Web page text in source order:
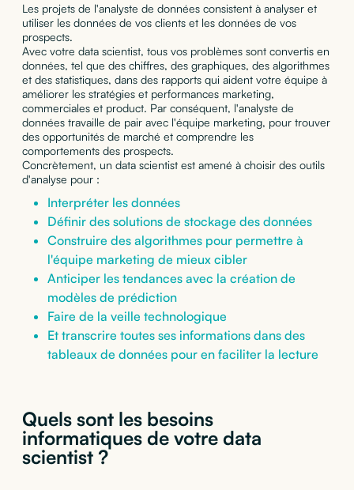
Les projets de l'analyste de données consistent à analyser et
utiliser les données de vos clients et les données de vos
prospects.
Avec votre data scientist, tous vos problèmes sont convertis en
données, tel que des chiffres, des graphiques, des algorithmes
et des statistiques, dans des rapports qui aident votre équipe à
améliorer les stratégies et performances marketing,
commerciales et product. Par conséquent, l'analyste de
données travaille de pair avec l'équipe marketing, pour trouver
des opportunités de marché et comprendre les
comportements des prospects.
Concrètement, un data scientist est amené à choisir des outils
d'analyse pour :
Interpréter les données
Définir des solutions de stockage des données
Construire des algorithmes pour permettre à
l'équipe marketing de mieux cibler
Anticiper les tendances avec la création de
modèles de prédiction
Faire de la veille technologique
Et transcrire toutes ses informations dans des
tableaux de données pour en faciliter la lecture
Quels sont les besoins
informatiques de votre data
scientist ?